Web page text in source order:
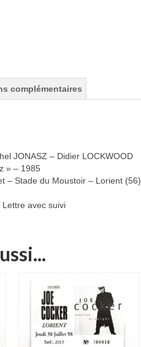
complémentaires
JONASZ – Didier LOCKWOOD
» – 1985
– Stade du Moustoir – Lorient (56)
avec suivi